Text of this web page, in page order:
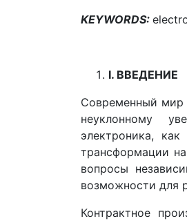
KEYWORDS:
I. ВВЕДЕНИЕ
Современный мир
неуклонному
электроника,
трансформации
вопросы
возможности для
Контрактное